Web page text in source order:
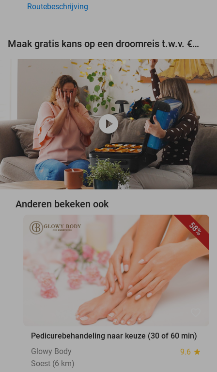
Routebeschrijving
Maak gratis kans op een droomreis t.w.v. €3.000!
play_circle
Anderen bekeken ook
58%
Pedicurebehandeling naar keuze (30 of 60 min)
Glowy Body
9.6 star
Soest (6 km)